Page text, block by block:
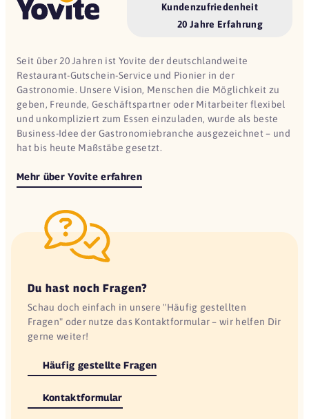
Kundenzufriedenheit
20 Jahre Erfahrung
Seit über 20 Jahren ist Yovite der deutschlandweite
Restaurant-Gutschein-Service und Pionier in der
Gastronomie. Unsere Vision, Menschen die Möglichkeit zu
geben, Freunde, Geschäftspartner oder Mitarbeiter flexibel
und unkompliziert zum Essen einzuladen, wurde als beste
Business-Idee der Gastronomiebranche ausgezeichnet – und
hat bis heute Maßstäbe gesetzt.
Mehr über Yovite erfahren
Du hast noch Fragen?
Schau doch einfach in unsere "Häufig gestellten
Fragen" oder nutze das Kontaktformular – wir helfen Dir
gerne weiter!
Häufig gestellte Fragen
Kontaktformular